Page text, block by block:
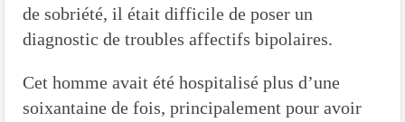
de sobriété, il était difficile de poser un
diagnostic de troubles affectifs bipolaires.
Cet homme avait été hospitalisé plus d’une
soixantaine de fois, principalement pour avoir